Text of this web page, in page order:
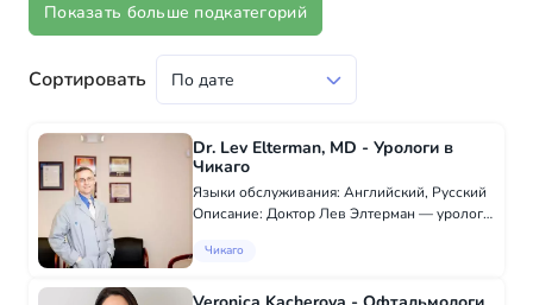
Показать больше подкатегорий
Сортировать
Dr. Lev Elterman, MD - Урологи в
Чикаго
Языки обслуживания: Английский, Русский
Описание: Доктор Лев Элтерман — уролог
Скоки. Он является заведующим
Hospital и с...
Чикаго